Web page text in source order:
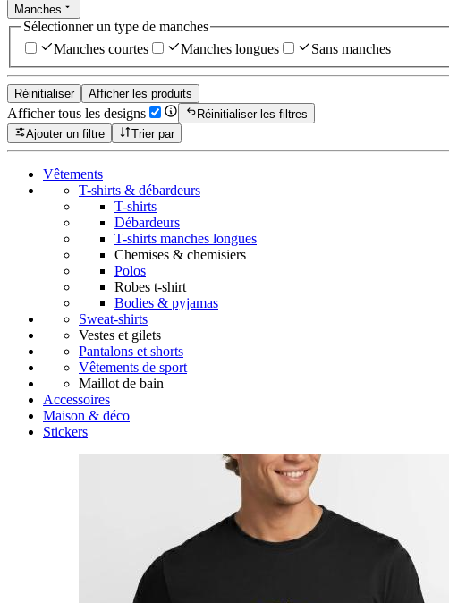
Manches
Sélectionner un type de manches
Manches courtes
Manches longues Sans manches
Réinitialiser Afficher les produits
Afficher tous les designs
Réinitialiser les filtres
Ajouter un filtre
Trier par
Vêtements
T-shirts & débardeurs
T-shirts
Débardeurs
T-shirts manches longues
Chemises & chemisiers
Polos
Robes t-shirt
Bodies & pyjamas
Sweat-shirts
Vestes et gilets
Pantalons et shorts
Vêtements de sport
Maillot de bain
Accessoires
Maison & déco
Stickers